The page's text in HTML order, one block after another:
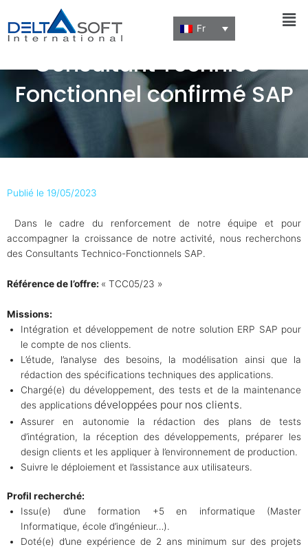
Fr
Consultant Technico-
Fonctionnel confirmé SAP
Publié le 19/05/2023
Dans le cadre du renforcement de notre équipe et pour
accompagner la croissance de notre activité, nous recherchons
des Consultants Technico-Fonctionnels SAP.
Référence de l’offre: « TCC05/23 »
Missions:
Intégration et développement de notre solution ERP SAP pour
le compte de nos clients.
L’étude, l’analyse des besoins, la modélisation ainsi que la
rédaction des spécifications techniques des applications.
Chargé(e) du développement, des tests et de la maintenance
des applications développées pour nos clients.
Assurer en autonomie la rédaction des plans de tests
d’intégration, la réception des développements, préparer les
design clients et les appliquer à l’environnement de production.
Suivre le déploiement et l’assistance aux utilisateurs.
Profil recherché:
Issu(e) d’une formation +5 en informatique (Master
Informatique, école d’ingénieur…).
Doté(e) d’une expérience de 2 ans minimum sur des projets